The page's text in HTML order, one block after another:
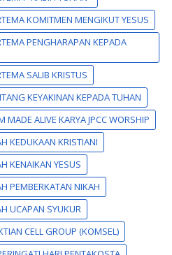
KOMITMEN MENGIKUT YESUS
PENGHARAPAN KEPADA
SALIB KRISTUS
KEYAKINAN KEPADA TUHAN
ALIVE KARYA JPCC WORSHIP
KEDUKAAN KRISTIANI
KENAIKAN YESUS
PEMBERKATAN NIKAH
UCAPAN SYUKUR
CELL GROUP (KOMSEL)